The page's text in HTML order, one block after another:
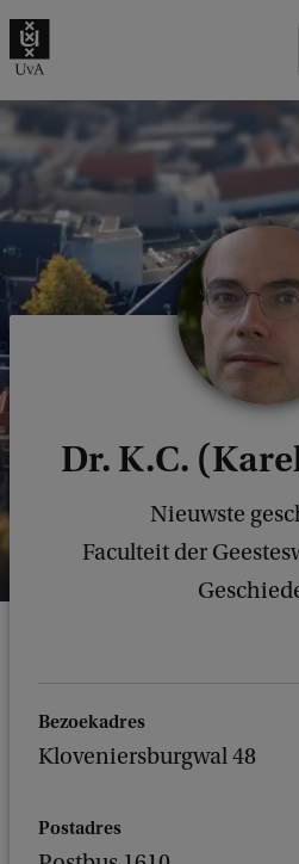
Dr. K.C.
Nieuwste
Faculteit der
Bezoekadres
Kloveniersburgwal 48
Postadres